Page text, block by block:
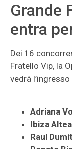
Grande
entra
Dei 16
Fratello Vip, la
vedrà
Adriana
Ibiza Altea
Raul